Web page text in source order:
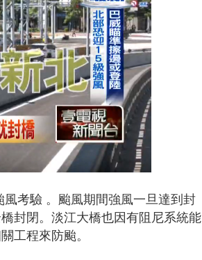
考驗 。 颱風期間強風一旦達到封
封閉。淡江大橋也因有阻尼系統能
工程來防颱。